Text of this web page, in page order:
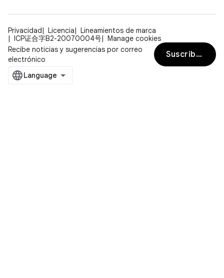
Privacidad Licencia
Lineamientos de marca
ICP证合字B2-20070004号
Manage cookies
Recibe noticias y sugerencias por correo
electrónico
Suscribirse